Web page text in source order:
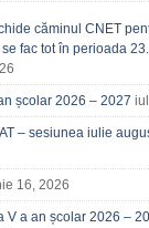
căminul CNET
fac tot în perioada
școlar 2026 – 2027
– sesiunea iulie
16, 2026
V a an școlar 2026 –